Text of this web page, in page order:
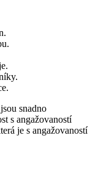
snadno
s angažovaností
je s angažovaností